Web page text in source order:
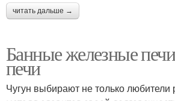
читать дальше →
Банные железные
печи
Чугун выбирают не только любители